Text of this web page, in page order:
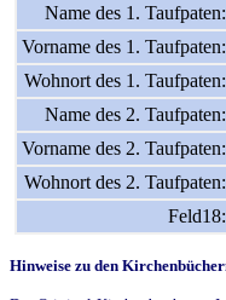
Name des 1. Taufpaten:
Vorname des 1. Taufpaten:
Wohnort des 1. Taufpaten:
Name des 2. Taufpaten:
Vorname des 2. Taufpaten:
Wohnort des 2. Taufpaten:
Feld18:
Hinweise zu den